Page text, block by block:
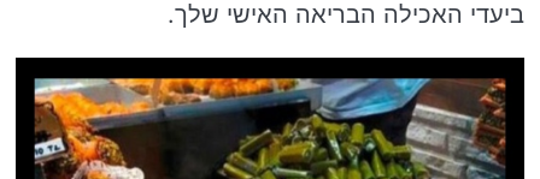
ביעדי האכילה הבריאה האישי שלך.